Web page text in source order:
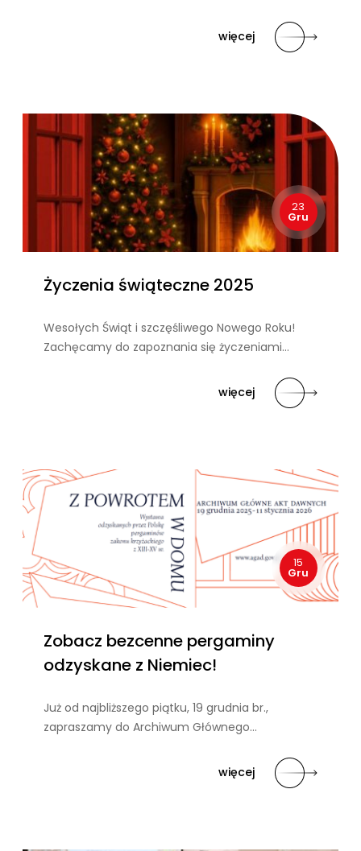
więcej
23
Gru
Życzenia świąteczne 2025
Wesołych Świąt i szczęśliwego Nowego Roku!
Zachęcamy do zapoznania się życzeniami…
więcej
15
Gru
Zobacz bezcenne pergaminy
odzyskane z Niemiec!
Już od najbliższego piątku, 19 grudnia br.,
zapraszamy do Archiwum Głównego…
więcej